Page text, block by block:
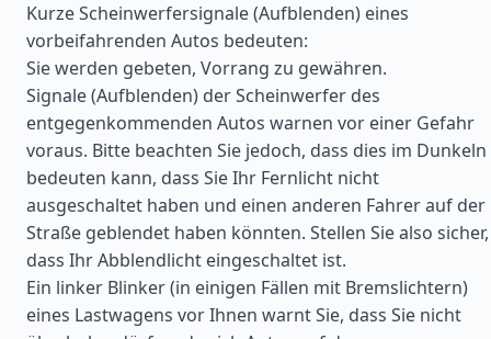
Kurze Scheinwerfersignale (Aufblenden) eines
vorbeifahrenden Autos bedeuten:
Sie werden gebeten, Vorrang zu gewähren.
Signale (Aufblenden) der Scheinwerfer des
entgegenkommenden Autos warnen vor einer Gefahr
voraus. Bitte beachten Sie jedoch, dass dies im Dunkeln
bedeuten kann, dass Sie Ihr Fernlicht nicht
ausgeschaltet haben und einen anderen Fahrer auf der
Straße geblendet haben könnten. Stellen Sie also sicher,
dass Ihr Abblendlicht eingeschaltet ist.
Ein linker Blinker (in einigen Fällen mit Bremslichtern)
eines Lastwagens vor Ihnen warnt Sie, dass Sie nicht